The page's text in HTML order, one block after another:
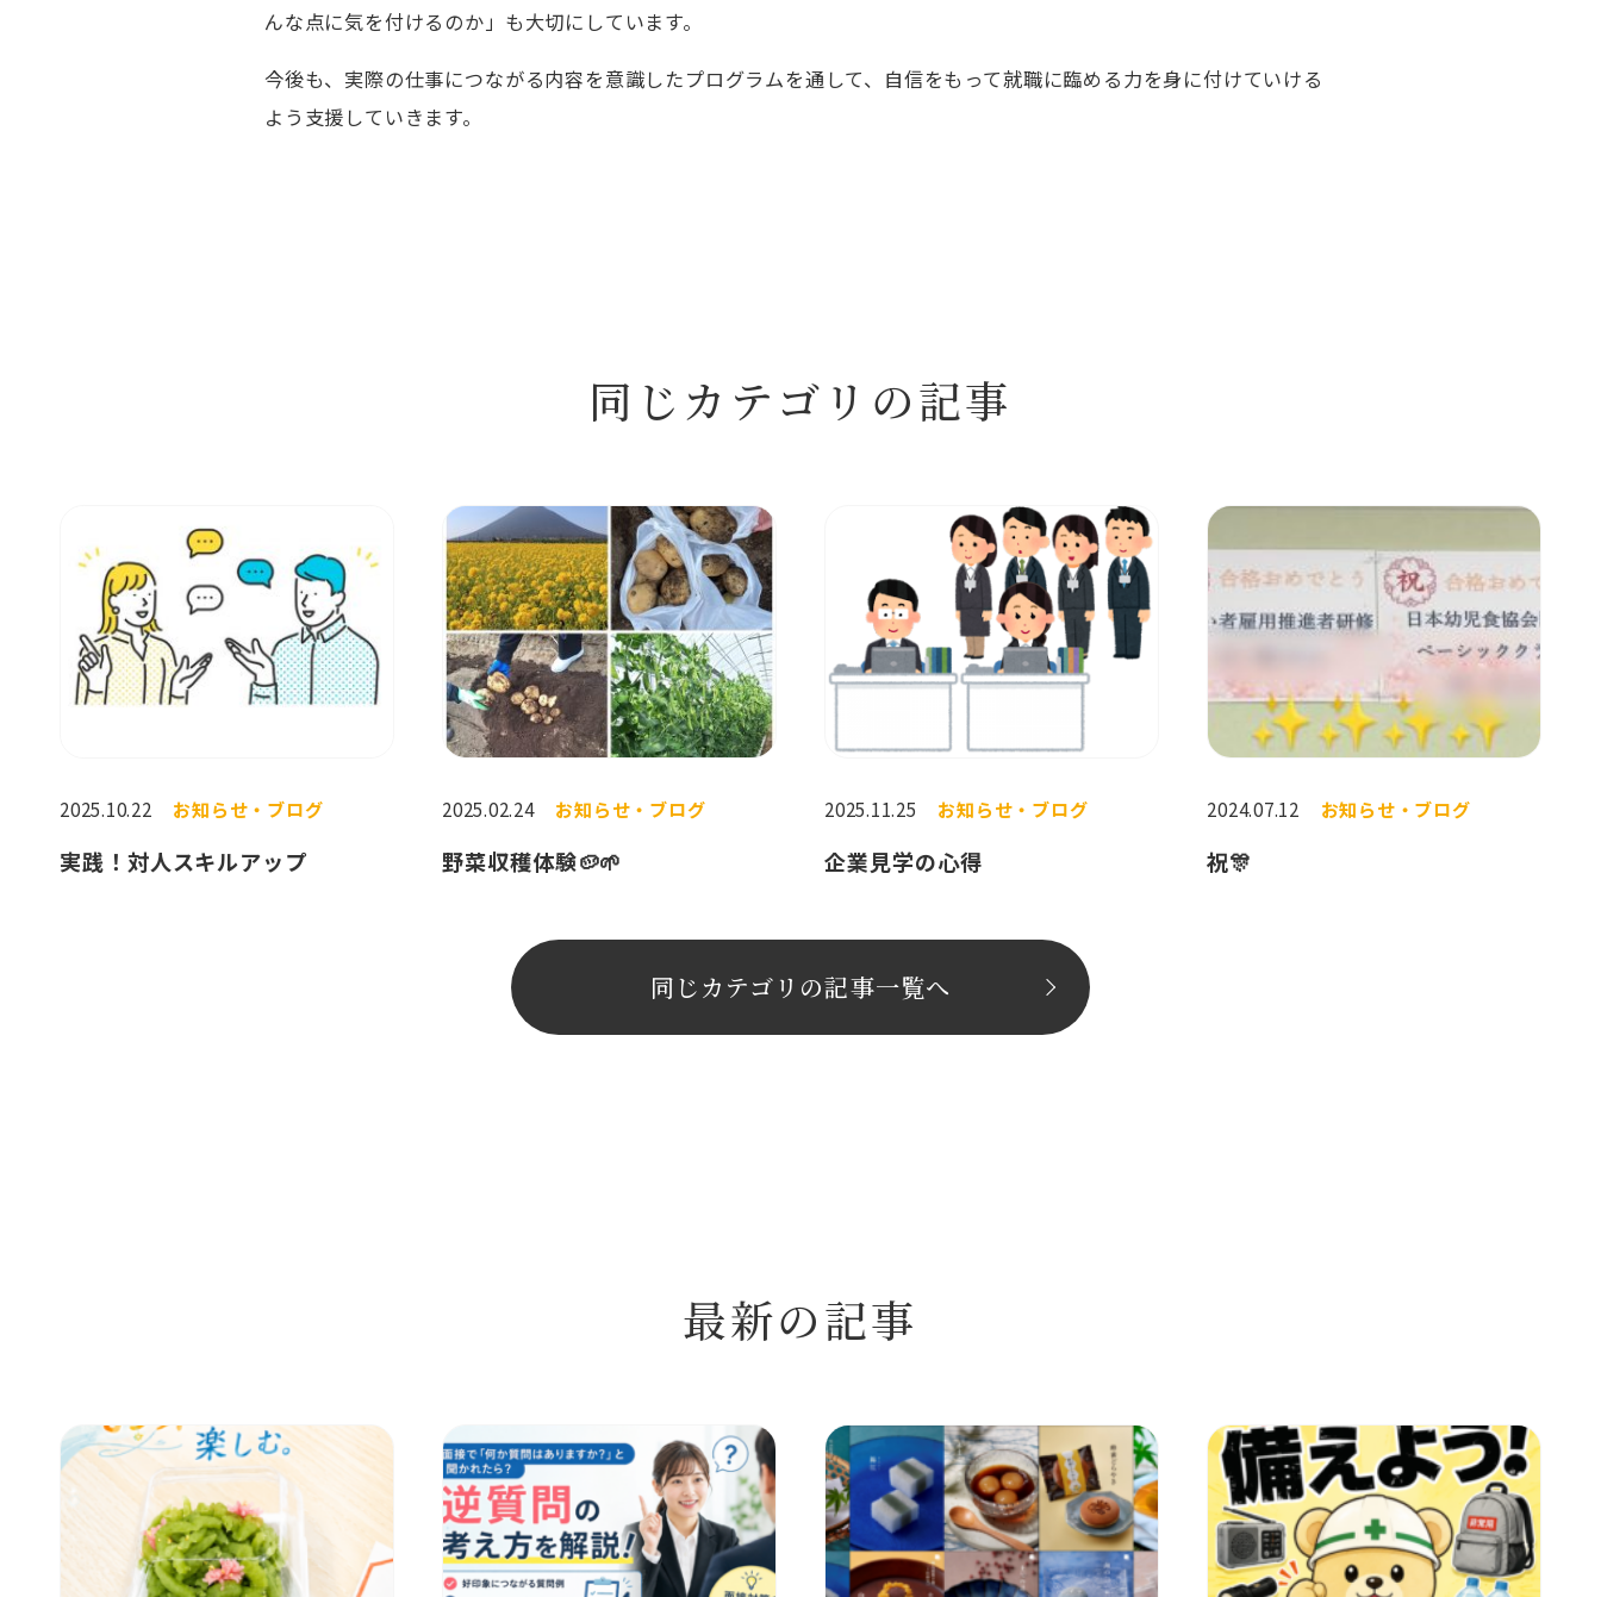
んな点に気を付けるのか」も大切にしています。
今後も、実際の仕事につながる内容を意識したプログラムを通して、自信をもって就職に臨める力を身に付けていける
よう支援していきます。
同じカテゴリの記事
2025.10.22 お知らせ・ブログ
実践！対人スキルアップ
2025.02.24 お知らせ・ブログ
野菜収穫体験🥔🌱
2025.11.25 お知らせ・ブログ
企業見学の心得
2024.07.12 お知らせ・ブログ
祝🎊
同じカテゴリの記事⼀覧へ
最新の記事